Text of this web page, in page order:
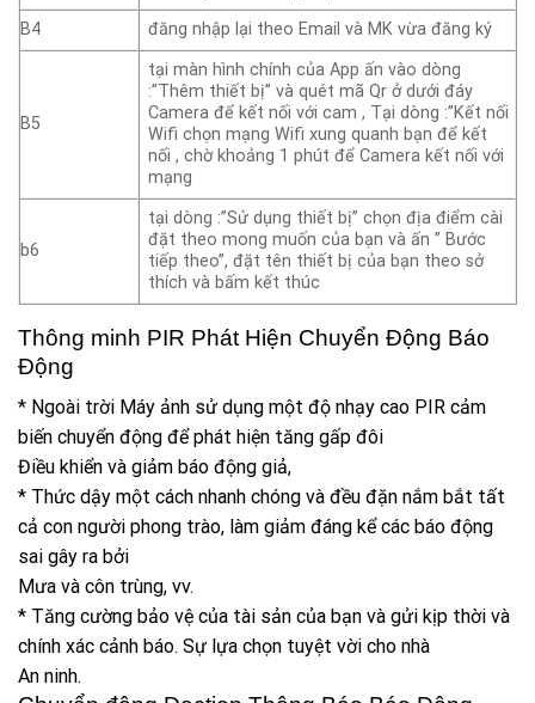
B4
đăng nhập lại theo Email và MK vừa đăng ký
B5
tại màn hình chính của App ấn vào dòng
:”Thêm thiết bị” và quét mã Qr ở dưới đáy
Camera để kết nối với cam , Tại dòng :”Kết nối
Wifi chọn mạng Wifi xung quanh bạn để kết
nối , chờ khoảng 1 phút để Camera kết nối với
mạng
b6
tại dòng :”Sử dụng thiết bị” chọn địa điểm cài
đặt theo mong muốn của bạn và ấn ” Bước
tiếp theo”, đặt tên thiết bị của bạn theo sở
thích và bấm kết thúc
Thông minh PIR Phát Hiện Chuyển Động Báo
Động
* Ngoài trời Máy ảnh sử dụng một độ nhạy cao PIR cảm
biến chuyển động để phát hiện tăng gấp đôi
Điều khiển và giảm báo động giả,
* Thức dậy một cách nhanh chóng và đều đặn nắm bắt tất
cả con người phong trào, làm giảm đáng kể các báo động
sai gây ra bởi
Mưa và côn trùng, vv.
* Tăng cường bảo vệ của tài sản của bạn và gửi kịp thời và
chính xác cảnh báo. Sự lựa chọn tuyệt vời cho nhà
An ninh.